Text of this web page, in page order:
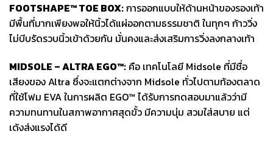
FOOTSHAPE™ TOE BOX:การออกแบบให้ด้านหน้าของรองเท้า
มีพื้นที่มากเพียงพอให้นิ้วได้แผ่ออกตามธรรมชาติ ในทุกๆ ก้าววิ่ง
ไม่บีบรัดรวบนิ้วเข้าด้วยกัน มั่นคงและส่งเสริมการวิ่งลงกลางเท้า
MIDSOLE – ALTRA EGO™: คือ เทคโนโลยี Midsole ที่มีชื่อ
เสียงของ Altra ซึ่งจะแตกต่างจาก Midsole ทั่วไปตามท้องตลาด
ที่ใช้โฟม EVA ในการผลิต EGO™ ได้รับการทดสอบมาแล้วว่ามี
ความทนทานในสภาพอากาศสุดขั้ว มีความนุ่ม สวมใส่สบาย แต่
เด้งส่งแรงได้ดี